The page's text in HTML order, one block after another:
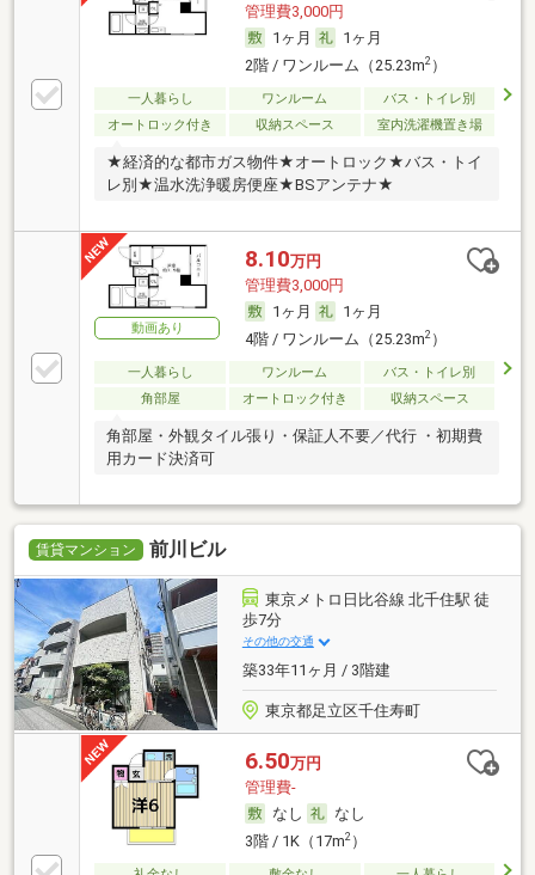
管理費3,000円
1ヶ月
1ヶ月
2階 / ワンルーム（25.23m2）
一人暮らし ワンルーム
バス・トイレ別
オートロック付き
収納スペース 室内洗濯機置き場
★経済的な都市ガス物件★オートロック★バス・トイ
レ別★温水洗浄暖房便座★BSアンテナ★
動画あり
8.10万円
管理費3,000円
1ヶ月
1ヶ月
4階 / ワンルーム（25.23m2）
一人暮らし ワンルーム
バス・トイレ別
角部屋
オートロック付き 収納スペース
角部屋・外観タイル張り・保証人不要／代行 ・初期費
用カード決済可
賃貸マンション 前川ビル
東京メトロ日比谷線 北千住駅 徒
歩7分
その他の交通
築33年11ヶ月 / 3階建
東京都足立区千住寿町
6.50万円
管理費-
なし
なし
3階 / 1K（17m2）